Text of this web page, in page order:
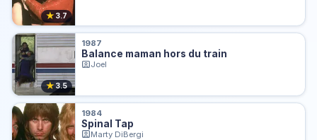
★ 3.7
★3.5
1987
Balance maman hors du train
Joel
1984
Spinal Tap
Marty DiBergi